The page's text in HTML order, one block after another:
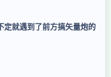
定就遇到了前方搞矢量炮的